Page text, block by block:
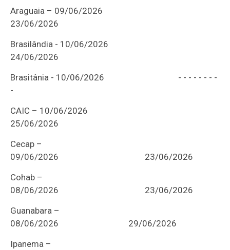
Araguaia – 09/06/2026
23/06/2026
Brasilândia - 10/06/2026
24/06/2026
Brasitânia - 10/06/2026 - - - - - - - -
-
CAIC – 10/06/2026
25/06/2026
Cecap –
09/06/2026
23/
Cohab –
08/06/2026
23/06/2026
Guanabara –
08/06/2026
29/06/2026
Ipanema –